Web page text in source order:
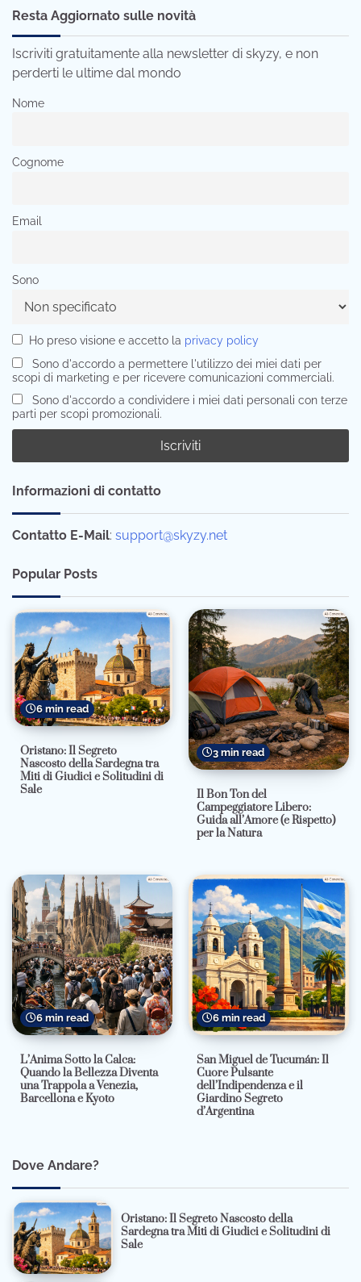
Resta Aggiornato sulle novità
Iscriviti gratuitamente alla newsletter di skyzy, e non
perderti le ultime dal mondo
Nome
Cognome
Email
Sono
Ho preso visione e accetto la privacy policy
Sono d'accordo a permettere l'utilizzo dei miei dati per
scopi di marketing e per ricevere comunicazioni commerciali.
Sono d'accordo a condividere i miei dati personali con terze
parti per scopi promozionali.
Informazioni di contatto
Contatto E-Mail: support@skyzy.net
Popular Posts
6 min read
Oristano: Il Segreto
Nascosto della Sardegna tra
Miti di Giudici e Solitudini di
Sale
3 min read
Il Bon Ton del
Campeggiatore Libero:
Guida all’Amore (e Rispetto)
per la Natura
6 min read
L’Anima Sotto la Calca:
Quando la Bellezza Diventa
una Trappola a Venezia,
Barcellona e Kyoto
6 min read
San Miguel de Tucumán: Il
Cuore Pulsante
dell’Indipendenza e il
Giardino Segreto
d’Argentina
Dove Andare?
Oristano: Il Segreto Nascosto della
Sardegna tra Miti di Giudici e Solitudini di
Sale